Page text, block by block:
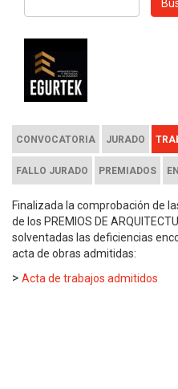
CONVOCATORIA JURADO
FALLO JURADO PREMIADOS
Finalizada la comprobación de
de los PREMIOS DE
solventadas las deficiencias
acta de obras admitidas:
> Acta de trabajos admitidos